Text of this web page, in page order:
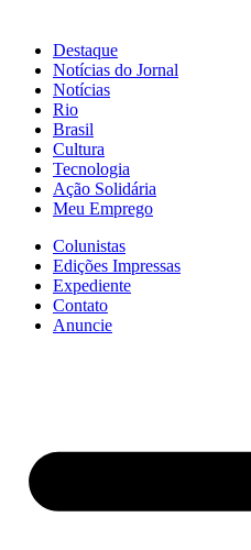
Destaque
Notícias do Jornal
Notícias
Rio
Brasil
Cultura
Tecnologia
Ação Solidária
Meu Emprego
Colunistas
Edições Impressas
Expediente
Contato
Anuncie